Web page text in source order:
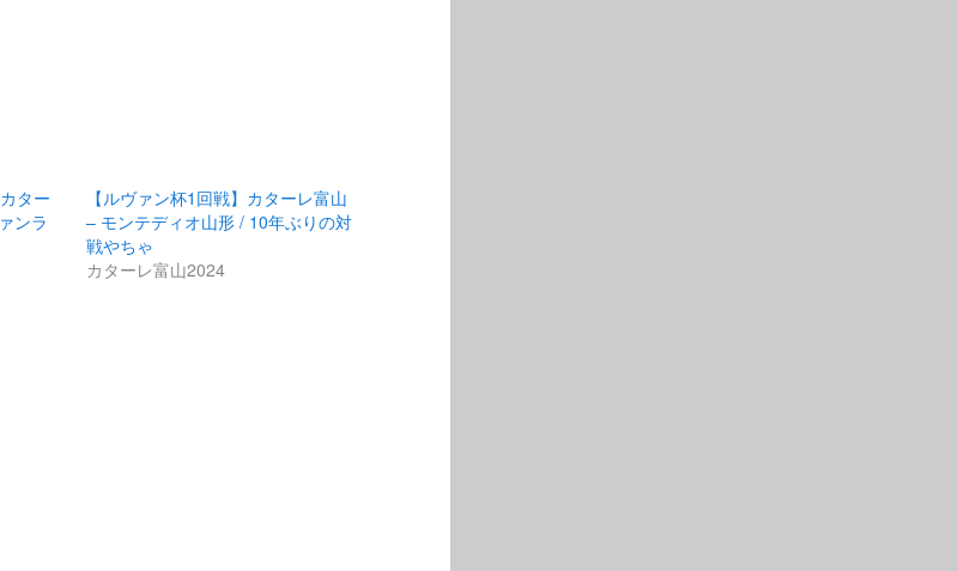
ター
ンラ
【ルヴァン杯1回戦】カターレ富山
– モンテディオ山形 / 10年ぶりの対
戦やちゃ
カターレ富山2024